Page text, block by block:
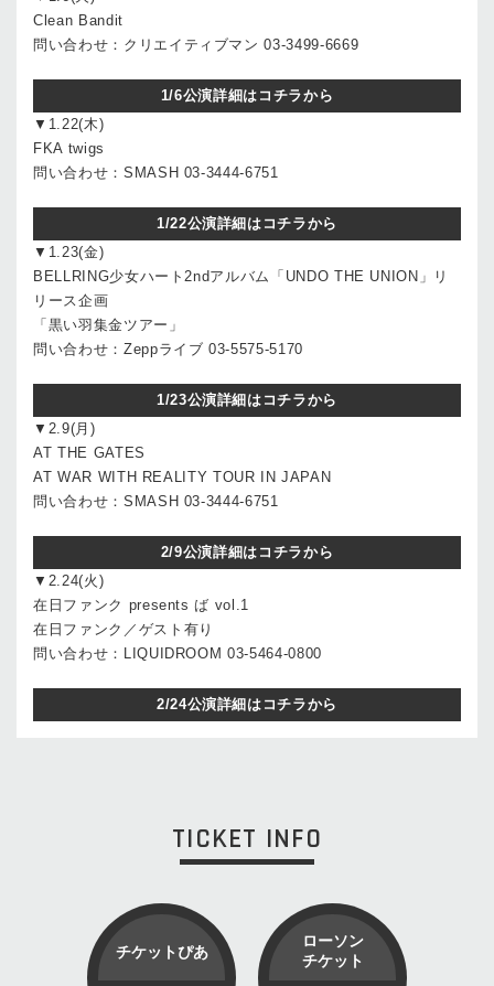
Clean Bandit
問い合わせ：クリエイティブマン 03-3499-6669
1/6公演詳細はコチラから
▼1.22(木)
FKA twigs
問い合わせ：SMASH 03-3444-6751
1/22公演詳細はコチラから
▼1.23(金)
BELLRING少女ハート2ndアルバム「UNDO THE UNION」リ
リース企画
「黒い羽集金ツアー」
問い合わせ：Zeppライブ 03-5575-5170
1/23公演詳細はコチラから
▼2.9(月)
AT THE GATES
AT WAR WITH REALITY TOUR IN JAPAN
問い合わせ：SMASH 03-3444-6751
2/9公演詳細はコチラから
▼2.24(火)
在日ファンク presents ば vol.1
在日ファンク／ゲスト有り
問い合わせ：LIQUIDROOM 03-5464-0800
2/24公演詳細はコチラから
TICKET INFO
チケットぴあ
ローソン
チケット